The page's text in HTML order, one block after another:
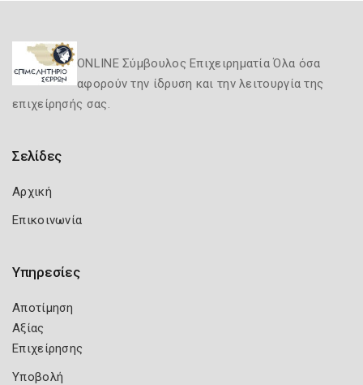
ONLINE Σύμβουλος Επιχειρηματία Όλα όσα
αφορούν την ίδρυση και την λειτουργία της
επιχείρησής σας.
Σελίδες
Αρχική
Επικοινωνία
Υπηρεσίες
Αποτίμηση
Αξίας
Επιχείρησης
Υποβολή